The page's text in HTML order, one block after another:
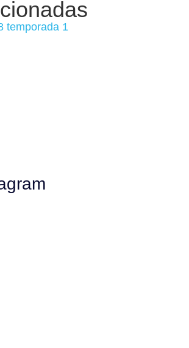
temporada 1